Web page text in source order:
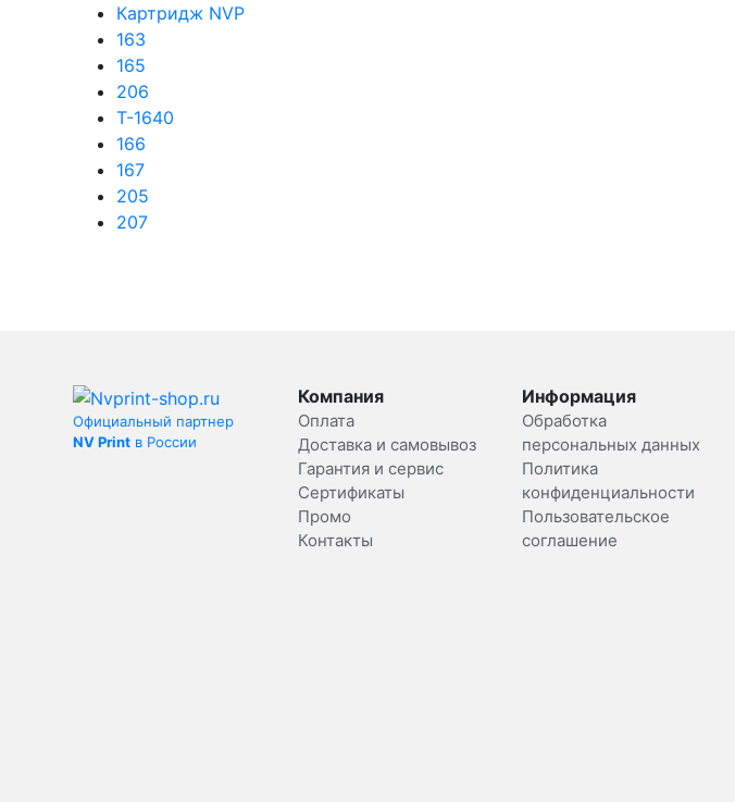
Картридж NVP
163
165
206
T-1640
166
167
205
207
Официальный партнер
NV Print в России
Компания
Оплата
Доставка и самовывоз
Гарантия и сервис
Сертификаты
Промо
Контакты
Информация
Обработка
персональных данных
Политика
конфиденциальности
Пользовательское
соглашение